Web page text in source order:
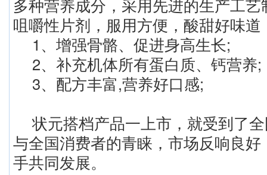
多种营养成分，采用先进的生产工
咀嚼性片剂，服用方便，酸甜好味
1、增强骨骼、促进身高生长;
2、补充机体所有蛋白质、钙营养;
3、配方丰富,营养好口感;
状元搭档产品一上市，就受到了
与全国消费者的青睐，市场反响良
手共同发展。